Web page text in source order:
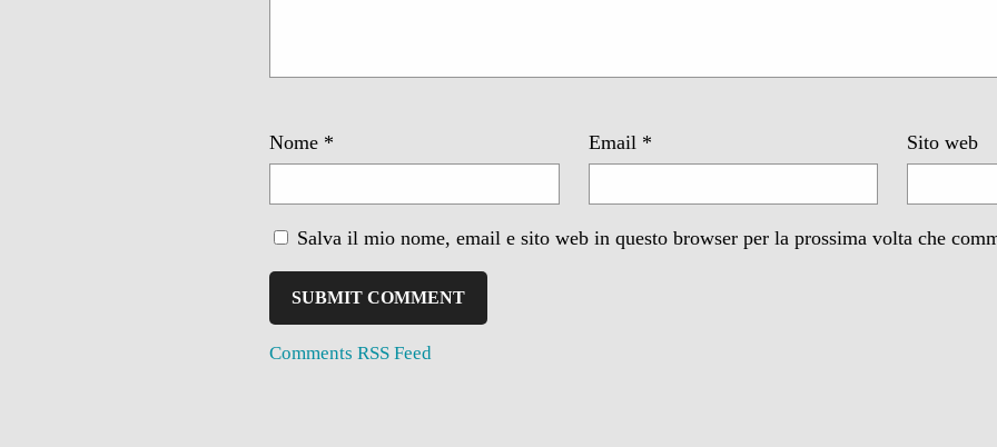
Nome * Email * Sito web
Salva il mio nome, email e sito web in questo browser per la prossima volta che
Comments RSS Feed